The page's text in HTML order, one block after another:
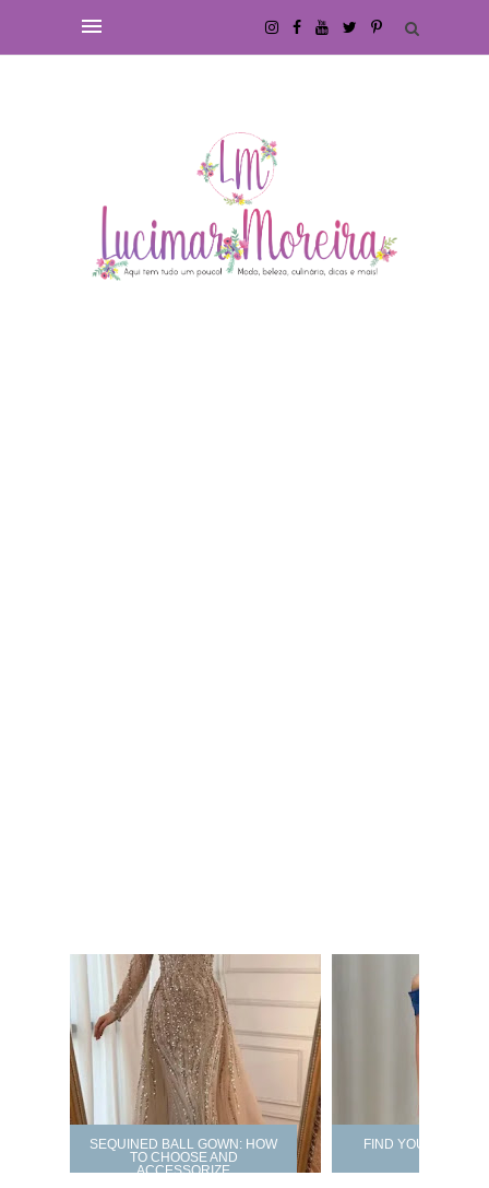
SEQUINED BALL GOWN: HOW
TO CHOOSE AND
ACCESSORIZE
FIND YOUR PROM